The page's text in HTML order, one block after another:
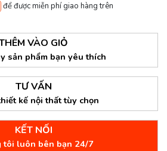
để được miễn phí giao hàng trên
VÀO GIỎ
sản phẩm bạn yêu thích
TƯ VẤN
kế nội thất tùy chọn
KẾT NỐI
tôi luôn bên bạn 24/7